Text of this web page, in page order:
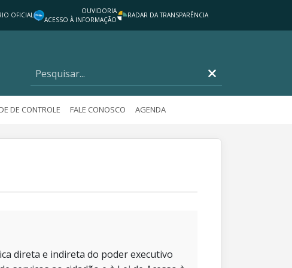
OFICIAL
OUVIDORIA
ACESSO À INFORMAÇÃO
RADAR DA TRANSPARÊNCIA
DE CONTROLE FALE CONOSCO AGENDA
direta e indireta do poder executivo